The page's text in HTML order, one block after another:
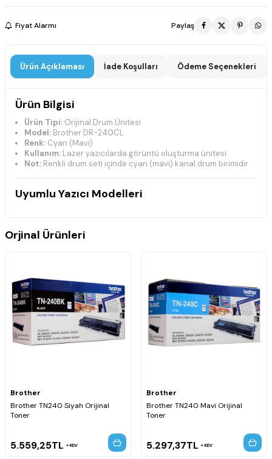
Fiyat Alarmı Paylaş
Ürün Açıklaması İade Koşulları Ödeme Seçenekleri
Ürün Bilgisi
Ürün Tipi: Orijinal Drum Ünitesi
Model: Brother DR-240CL
Renk: Cyan (Mavi)
Kullanım: Lazer yazıcılarda görüntü oluşturma ünitesi
Not: Renkli drum seti içinde cyan (mavi) kanal drum birimidir
Uyumlu Yazıcı Modelleri
DCP-9010CN
HL-3070CN
HL-3070CW
HL-3075CW
Brother MFC Serisi
MFC-9120CN
MFC-9125CN
Orjinal Ürünleri
Brother
Brother TN240 Siyah Orijinal
Toner
5.559,25TL KDV
Brother
Brother TN240 Mavi Orijinal
Toner
5.297,37TL KDV